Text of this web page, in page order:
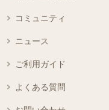
コミュニティ
ニュース
ご利用ガイド
よくある質問